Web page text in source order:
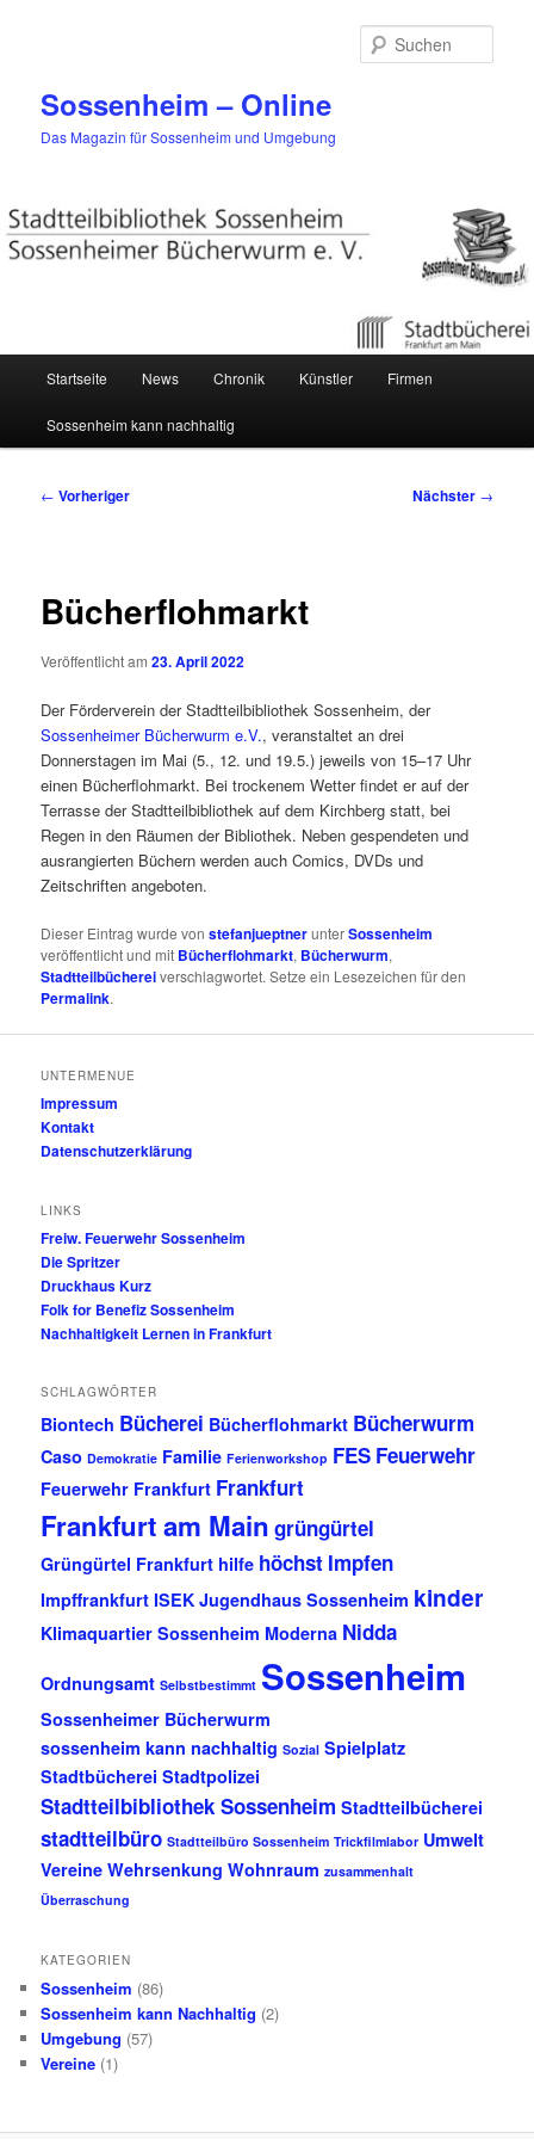
Sossenheim – Online
Das Magazin für Sossenheim und Umgebung
Startseite News Chronik Künstler Firmen
Sossenheim kann nachhaltig
Beitragsnavigation
← Vorheriger Nächster →
Bücherflohmarkt
Veröffentlicht am23. April 2022
Der Förderverein der Stadtteilbibliothek Sossenheim, der
Sossenheimer Bücherwurm e.V., veranstaltet an drei
Donnerstagen im Mai (5., 12. und 19.5.) jeweils von 15–17 Uhr
einen Bücherflohmarkt. Bei trockenem Wetter findet er auf der
Terrasse der Stadtteilbibliothek auf dem Kirchberg statt, bei
Regen in den Räumen der Bibliothek. Neben gespendeten und
ausrangierten Büchern werden auch Comics, DVDs und
Zeitschriften angeboten.
Dieser Eintrag wurde vonstefanjueptnerunterSossenheim
veröffentlicht und mit Bücherflohmarkt, Bücherwurm,
Stadtteilbüchereiverschlagwortet. Setze ein Lesezeichen für den
Permalink.
UNTERMENUE
Impressum
Kontakt
Datenschutzerklärung
LINKS
Freiw. Feuerwehr Sossenheim
Die Spritzer
Druckhaus Kurz
Folk for Benefiz Sossenheim
Nachhaltigkeit Lernen in Frankfurt
SCHLAGWÖRTER
Biontech Bücherei Bücherflohmarkt Bücherwurm
Caso Demokratie Familie Ferienworkshop FES Feuerwehr
Feuerwehr Frankfurt Frankfurt
Frankfurt am Main grüngürtel
Grüngürtel Frankfurt hilfe höchst Impfen
Impffrankfurt ISEK Jugendhaus Sossenheim kinder
Klimaquartier Sossenheim Moderna Nidda
Ordnungsamt Selbstbestimmt Sossenheim
Sossenheimer Bücherwurm
sossenheim kann nachhaltig Sozial Spielplatz
Stadtbücherei Stadtpolizei
Stadtteilbibliothek Sossenheim Stadtteilbücherei
stadtteilbüro Stadtteilbüro Sossenheim Trickfilmlabor Umwelt
Vereine Wehrsenkung Wohnraum zusammenhalt
Überraschung
KATEGORIEN
Sossenheim (86)
Sossenheim kann Nachhaltig (2)
Umgebung (57)
Vereine (1)